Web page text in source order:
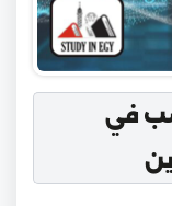
في